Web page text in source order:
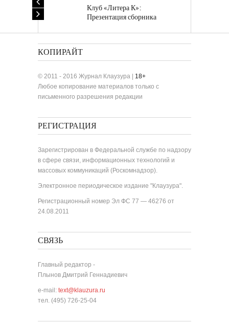
Клуб «Литера К»:
Презентация сборника
КОПИРАЙТ
© 2011 - 2016 Журнал Клаузура | 18+
Любое копирование материалов только с
письменного разрешения редакции
РЕГИСТРАЦИЯ
Зарегистрирован в Федеральной службе по надзору
в сфере связи, информационных технологий и
массовых коммуникаций (Роскомнадзор).
Электронное периодическое издание "Клаузура".
Регистрационный номер Эл ФС 77 — 46276 от
24.08.2011
СВЯЗЬ
Главный редактор -
Плынов Дмитрий Геннадиевич
e-mail: text@klauzura.ru
тел. (495) 726-25-04